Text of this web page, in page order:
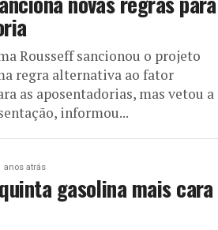
Rousseff sancionou o projeto
regra alternativa ao fator
as aposentadorias, mas vetou a
informou...
anos atrás
gasolina mais cara